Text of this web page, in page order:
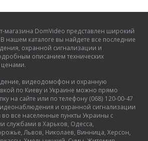
магазина DomVideo представлен широкий
нашем каталоге вы найдете все последние
охранной сигнализации и
описанием технических
ценами.
видеодомофон и охранную
по Киеву и Украине можно прямо
на сайте или по телефону (068) 120-00-47
и охранной сигнализации
во все населенные пункты Украины с
службами в Харьков, Одесса,
Львов, Николаев, Винница, Херсон,